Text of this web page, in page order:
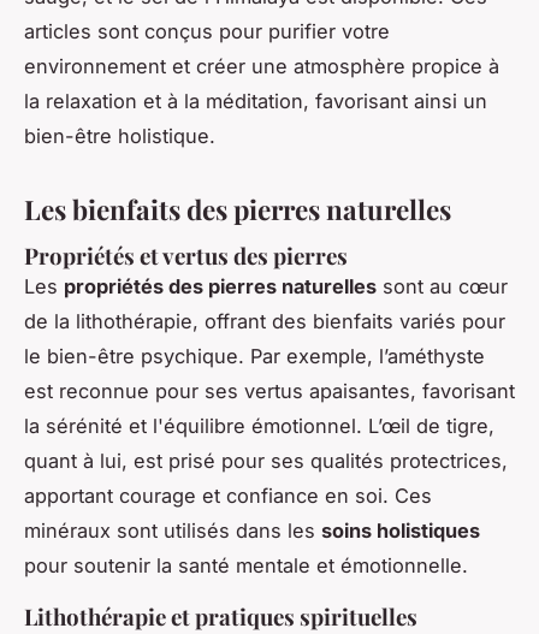
articles sont conçus pour purifier votre
environnement et créer une atmosphère propice à
la relaxation et à la méditation, favorisant ainsi un
bien-être holistique.
Les bienfaits des pierres naturelles
Propriétés et vertus des pierres
Les propriétés des pierres naturelles sont au cœur
de la lithothérapie, offrant des bienfaits variés pour
le bien-être psychique. Par exemple, l’améthyste
est reconnue pour ses vertus apaisantes, favorisant
la sérénité et l'équilibre émotionnel. L’œil de tigre,
quant à lui, est prisé pour ses qualités protectrices,
apportant courage et confiance en soi. Ces
minéraux sont utilisés dans les soins holistiques
pour soutenir la santé mentale et émotionnelle.
Lithothérapie et pratiques spirituelles